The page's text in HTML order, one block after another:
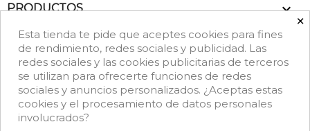
PRODUCTOS 
NUESTRA EMPRESA
DATOS DE CONTACTO
FacebookRss InstagramLinkedInTikTok
×
Esta tienda te pide que aceptes cookies para fines
de rendimiento, redes sociales y publicidad. Las
redes sociales y las cookies publicitarias de terceros
se utilizan para ofrecerte funciones de redes
sociales y anuncios personalizados. ¿Aceptas estas
cookies y el procesamiento de datos personales
involucrados?